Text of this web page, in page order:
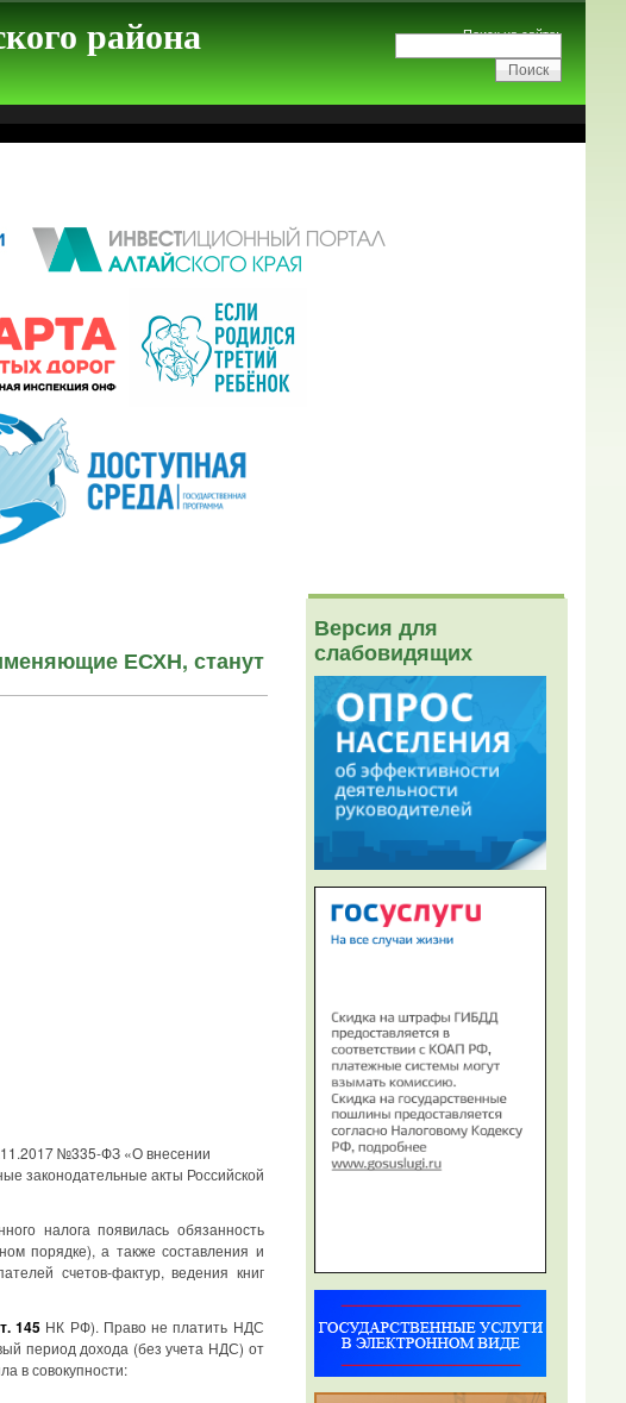
района Поиск на сайте:
ЕСХН, станут
№335-ФЗ «О внесении
законодательные акты Российской
налога появилась обязанность
порядке), а также составления и
счетов-фактур, ведения книг
145 НК РФ). Право не платить НДС
период дохода (без учета НДС) от
в совокупности:
Версия для
слабовидящих